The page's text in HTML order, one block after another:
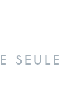
SEULE